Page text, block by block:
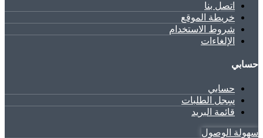
اتصل بنا
خريطة الموقع
شروط الاستخدام
الإلغاءات
حسابي
حسابي
سِجل الطلبات
قائمة البريد
سهولة الوصول